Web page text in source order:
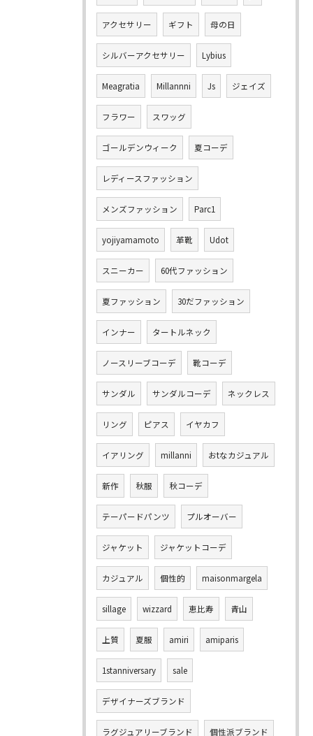
アクセサリー ギフト 母の日
シルバーアクセサリー Lybius
Meagratia Millannni Js ジェイズ
フラワー スワッグ
ゴールデンウィーク 夏コーデ
レディースファッション
メンズファッション Parc1
yojiyamamoto 革靴 Udot
スニーカー 60代ファッション
夏ファッション 30だファッション
インナー タートルネック
ノースリーブコーデ 靴コーデ
サンダル サンダルコーデ ネックレス
リング ピアス イヤカフ
イアリング millanni おtなカジュアル
新作 秋服 秋コーデ
テーパードパンツ プルオーバー
ジャケット ジャケットコーデ
カジュアル 個性的 maisonmargela
sillage wizzard 恵比寿 青山
上質 夏服 amiri amiparis
1stanniversary sale
デザイナーズブランド
ラグジュアリーブランド 個性派ブランド